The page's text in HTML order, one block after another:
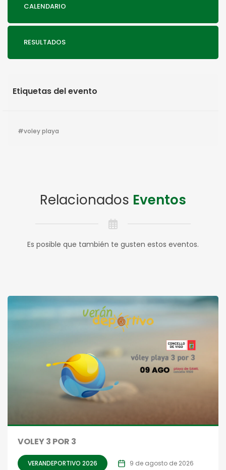
CALENDARIO
RESULTADOS
Etiquetas del evento
voley playa
Relacionados Eventos
Es posible que también te gusten estos eventos.
VOLEY 3 POR 3
VERANDEPORTIVO 2026 9 de agosto de 2026